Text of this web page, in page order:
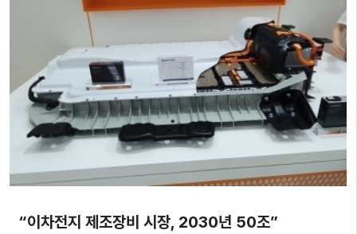
“이차전지 제조장비 시장, 2030년 50조”